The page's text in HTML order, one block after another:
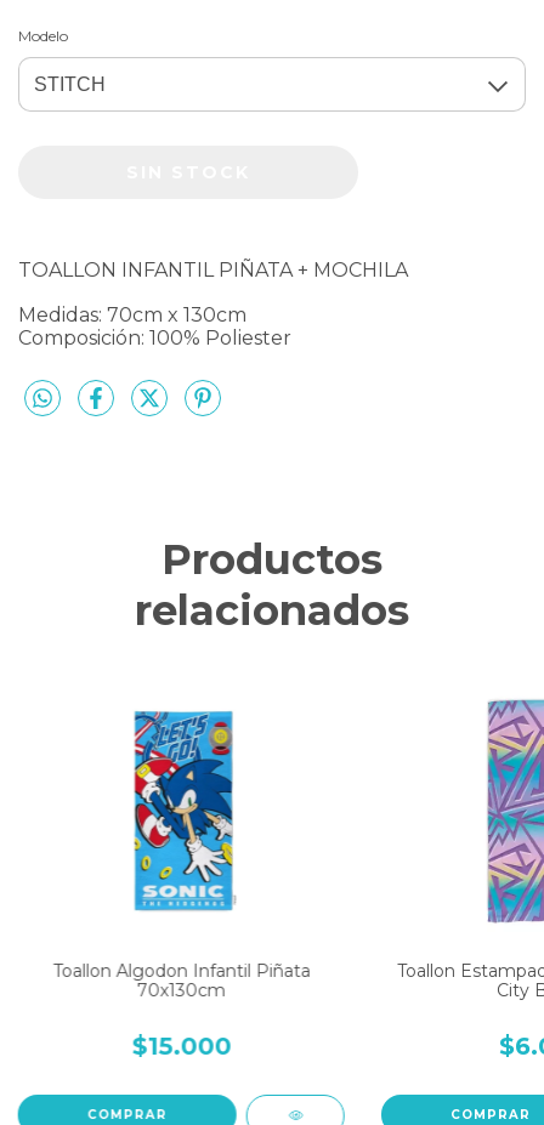
Modelo
TOALLON INFANTIL PIÑATA + MOCHILA
Medidas: 70cm x 130cm
Composición: 100% Poliester
Productos
relacionados
Toallon Algodon Infantil Piñata
70x130cm
$15.000
COMPRAR
Toallon
City
COMPRAR